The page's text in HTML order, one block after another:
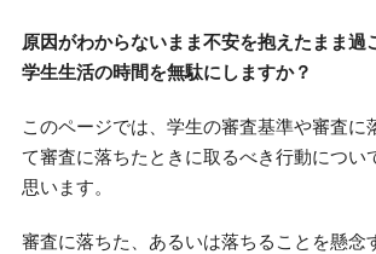
原因がわからないまま不安を抱えたまま過
学生生活の時間を無駄にしますか？
このページでは、学生の審査基準や審査に
て審査に落ちたときに取るべき行動につい
思います。
審査に落ちた、あるいは落ちることを懸念